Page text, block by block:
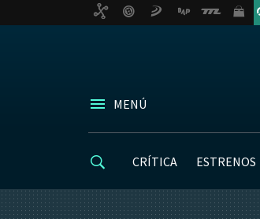
MENÚ
CRÍTICA ESTRENOS